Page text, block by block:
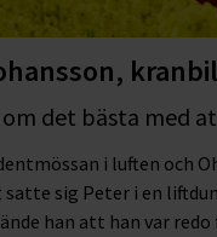
det bästa med
i luften och
sig Peter i en
han att han var